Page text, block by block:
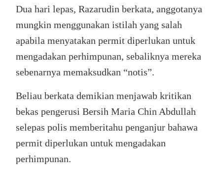
Dua hari lepas, Razarudin berkata, anggotanya
mungkin menggunakan istilah yang salah
apabila menyatakan permit diperlukan untuk
mengadakan perhimpunan, sebaliknya mereka
sebenarnya memaksudkan “notis”.
Beliau berkata demikian menjawab kritikan
bekas pengerusi Bersih Maria Chin Abdullah
selepas polis memberitahu penganjur bahawa
permit diperlukan untuk mengadakan
perhimpunan.